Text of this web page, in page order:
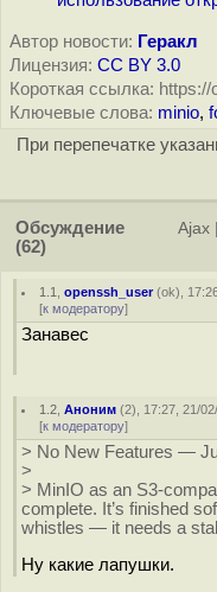
Автор новости: Геракл
Лицензия: CC BY 3.0
Короткая ссылка:
Ключевые слова: minio,
При перепечатке
Обсуждение
(62)
Ajax
1.1 ,openssh_user(ok),
[к модератору]
Занавес
1.2 ,Аноним (2), 17:27, 21/
[к модератору]
> No New Features —
>
> MinIO as an S3-
complete. It’s finished
whistles — it needs a
Ну какие лапушки.